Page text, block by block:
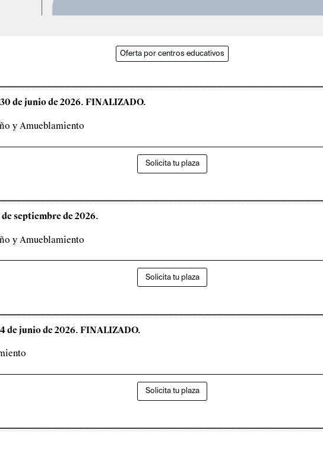
Oferta por centros educativos
de junio de 2026. FINALIZADO.
y Amueblamiento
Solicita tu plaza
septiembre de 2026.
y Amueblamiento
Solicita tu plaza
de junio de 2026. FINALIZADO.
Solicita tu plaza